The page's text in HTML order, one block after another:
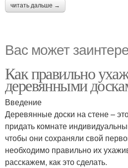
читать дальше →
Вас может
Как правильно
деревянными
Введение
Деревянные доски на стене –
придать комнате
чтобы они сохраняли свой
необходимо правильно их
расскажем, как это сделать.